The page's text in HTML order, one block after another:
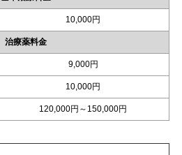
10,000円
治療薬料金
9,000円
10,000円
120,000円～150,000円